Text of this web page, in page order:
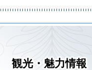
観光・魅力情報